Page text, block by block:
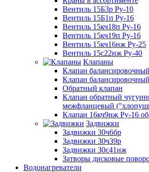
Вентиль 15Б3р Ру-10
Вентиль 15Б1п Ру-16
Вентиль 15кч18п Ру-16
Вентиль 15кч19п Ру-16
Вентиль 15кч16нж Ру-25
Вентиль 15с22нж Ру-40
Клапаны
Клапан балансировочный
Клапан
Обратный клапан
Клапан обратный
межфланцевый
Клапан 16кч9нж Ру-16
Задвижки
Задвижки 30ч6бр
Задвижки 30ч39р
Задвижки 30с41нж
Затворы дисковые
Водонагреватели